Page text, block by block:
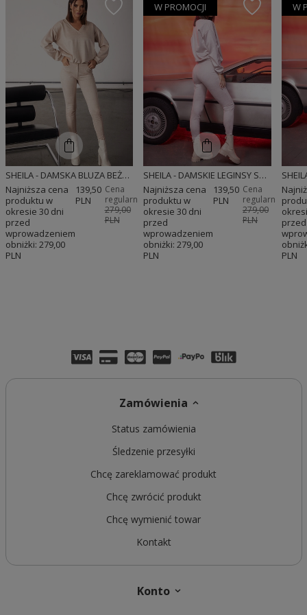
SHEILA - DAMSKA BLUZA BEŻOWA LOGOWANA 'NYLA'
Cena
regularna:
279,00
PLN
139,50
PLN
Najniższa cena
produktu w
okresie 30 dni
przed
wprowadzeniem
obniżki: 279,00
PLN
W PROMOCJI
SHEILA - DAMSKIE LEGINSY SPODNIE RÓŻOWE LOGOWANE 'ARIA'
Cena
regularna:
279,00
PLN
139,50
PLN
Najniższa cena
produktu w
okresie 30 dni
przed
wprowadzeniem
obniżki:279,00
PLN
W
przed
PLN
Zamówienia
Status zamówienia
Śledzenie przesyłki
Chcę zareklamować produkt
Chcę zwrócić produkt
Chcę wymienić towar
Kontakt
Konto